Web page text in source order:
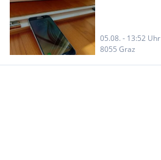
05.08. - 13:52 Uhr
8055 Graz